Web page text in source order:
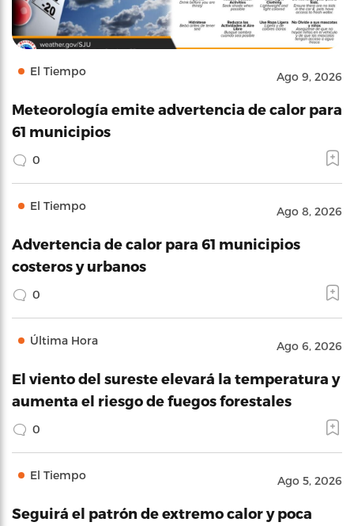
El Tiempo Ago 9, 2026
Meteorología emite advertencia de calor para
61 municipios
0
El Tiempo Ago 8, 2026
Advertencia de calor para 61 municipios
costeros y urbanos
0
Última Hora Ago 6, 2026
El viento del sureste elevará la temperatura y
aumenta el riesgo de fuegos forestales
0
El Tiempo Ago 5, 2026
Seguirá el patrón de extremo calor y poca